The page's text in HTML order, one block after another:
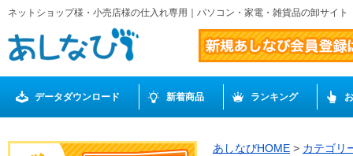
ネットショップ様・小売店様の仕入れ専用｜パソコン・家電・雑貨品の卸サイ
データダウンロード 新着商品 ランキング
あしなびHOME > カテゴリ